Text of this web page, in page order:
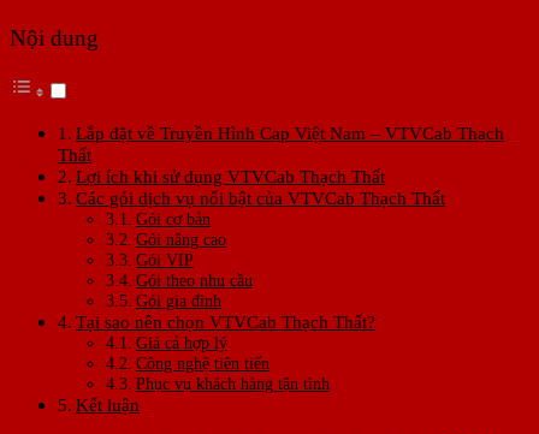
Nội dung
Lắp đặt về Truyền Hình Cap Việt Nam – VTVCab Thạch
Thất
Lợi ích khi sử dụng VTVCab Thạch Thất
Các gói dịch vụ nổi bật của VTVCab Thạch Thất
Gói cơ bản
Gói nâng cao
Gói VIP
Gói theo nhu cầu
Gói gia đình
Tại sao nên chọn VTVCab Thạch Thất?
Giá cả hợp lý
Công nghệ tiên tiến
Phục vụ khách hàng tận tình
Kết luận